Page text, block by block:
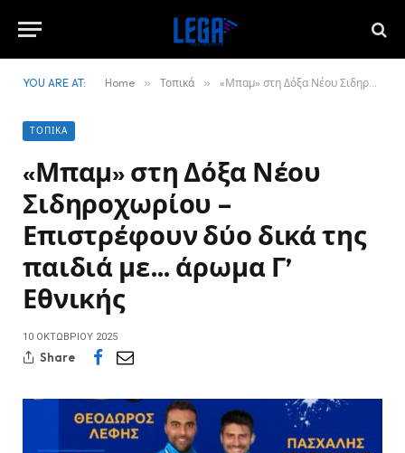
YOU ARE AT: Home » Τοπικά » «Μπαμ» στη Δόξα Νέου Σιδηροχωρίου – Επιστρέφουν δύο δικά της παιδιά με… άρωμα Γ’ Εθνικής
ΤΟΠΙΚΆ
«Μπαμ» στη Δόξα Νέου
Σιδηροχωρίου –
Επιστρέφουν δύο δικά της
παιδιά με… άρωμα Γ’
Εθνικής
10 ΟΚΤΩΒΡΊΟΥ 2025
Share